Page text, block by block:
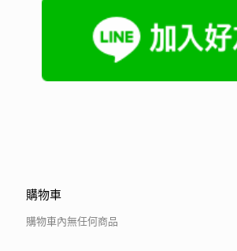
購物車
購物車內無任何商品